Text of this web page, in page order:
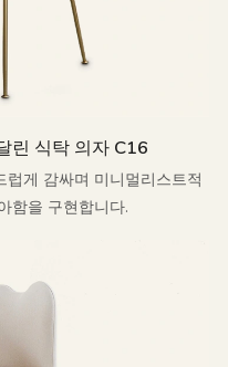
린 식탁 의자 C16
게 감싸며 미니멀리스트적
함을 구현합니다.